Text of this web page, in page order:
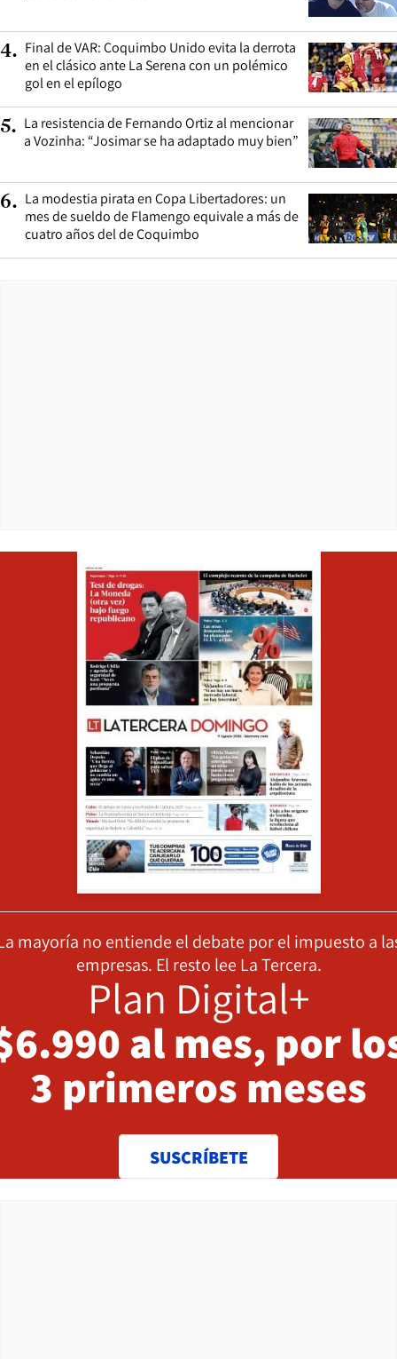
4. Final de VAR: Coquimbo Unido evita la derrota
en el clásico ante La Serena con un polémico
gol en el epílogo
5. La resistencia de Fernando Ortiz al mencionar
a Vozinha: “Josimar se ha adaptado muy bien”
6. La modestia pirata en Copa Libertadores: un
mes de sueldo de Flamengo equivale a más de
cuatro años del de Coquimbo
mayoría no entiende el debate por el impuesto a
empresas. El resto lee La Tercera.
Plan Digital+
al mes, por
3 primeros meses
SUSCRÍBETE